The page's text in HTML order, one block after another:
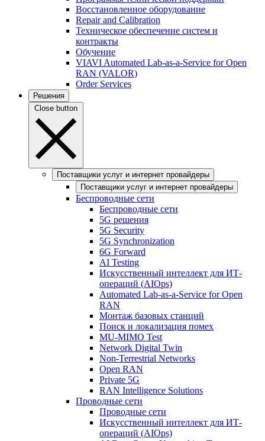
Восстановленное оборудование
Repair and Calibration
Техническое обеспечение систем и
контракты
Обучение
VIAVI Automated Lab-as-a-Service for Open
RAN (VALOR)
Order Services
Решения
Close button
Поставщики услуг и интернет провайдеры
Поставщики услуг и интернет провайдеры
Беспроводные сети
Беспроводные сети
5G решения
5G Security
5G Synchronization
6G Forward
AI Testing
Искусственный интеллект для ИТ-
операций (AIOps)
Automated Lab-as-a-Service for Open
RAN
Монтаж базовых станций
Поиск и локализация помех
MU-MIMO Test
Network Digital Twin
Non-Terrestrial Networks
Open RAN
Private 5G
RAN Intelligence Solutions
Проводные сети
Проводные сети
Искусственный интеллект для ИТ-
операций (AIOps)